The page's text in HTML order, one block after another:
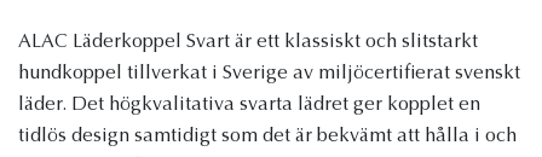
ALAC Läderkoppel Svart är ett klassiskt och slitstarkt
hundkoppel tillverkat i Sverige av miljöcertifierat svenskt
läder. Det högkvalitativa svarta lädret ger kopplet en
tidlös design samtidigt som det är bekvämt att hålla i och